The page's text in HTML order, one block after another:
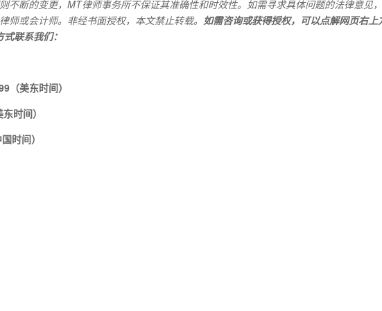
不断的变更，MT律师事务所不保证其准确性和时效性。如需寻求具体问题的法律意见
师或会计师。非经书面授权，本文禁止转载。如需咨询或获得授权，可以点解网页右上
联系我们：
（美东时间）
东时间）
国时间）